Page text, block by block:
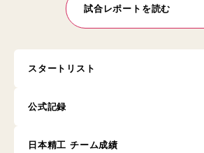
試合レポートを読む
スタートリスト
公式記録
日本精工 チーム成績